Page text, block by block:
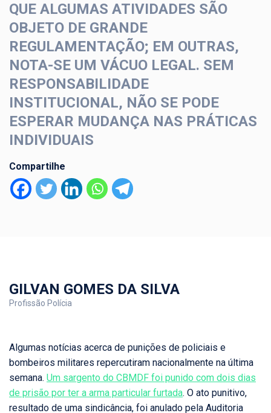
QUE ALGUMAS ATIVIDADES SÃO
OBJETO DE GRANDE
REGULAMENTAÇÃO; EM OUTRAS,
NOTA-SE UM VÁCUO LEGAL. SEM
RESPONSABILIDADE
INSTITUCIONAL, NÃO SE PODE
ESPERAR MUDANÇA NAS PRÁTICAS
INDIVIDUAIS
Compartilhe
GILVAN GOMES DA SILVA
Profissão Polícia
Algumas notícias acerca de punições de policiais e
bombeiros militares repercutiram nacionalmente na última
semana. Um sargento do CBMDF foi punido com dois dias
de prisão por ter a arma particular furtada. O ato punitivo,
resultado de uma sindicância, foi anulado pela Auditoria